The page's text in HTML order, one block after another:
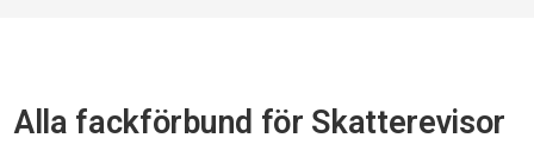
Alla fackförbund för Skatterevisor